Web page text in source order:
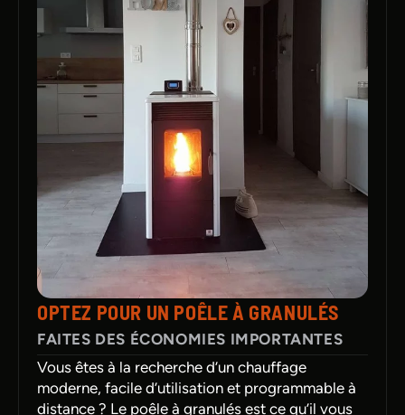
OPTEZ POUR UN POÊLE À GRANULÉS
FAITES DES ÉCONOMIES IMPORTANTES
Vous êtes à la recherche d’un chauffage
moderne, facile d’utilisation et programmable à
distance ? Le poêle à granulés est ce qu’il vous